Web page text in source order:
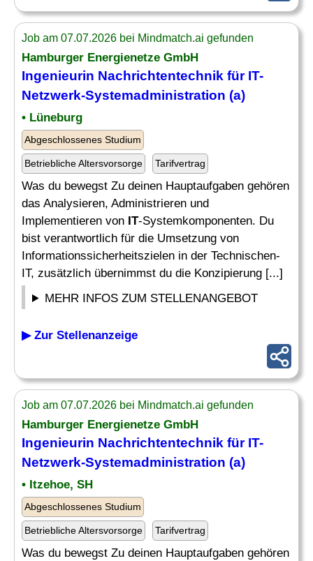
Job am 07.07.2026 bei Mindmatch.ai gefunden
Hamburger Energienetze GmbH
Ingenieurin Nachrichtentechnik für IT-
Netzwerk-Systemadministration (a)
• Lüneburg
Abgeschlossenes Studium
Betriebliche Altersvorsorge Tarifvertrag
Was du bewegst Zu deinen Hauptaufgaben gehören
das Analysieren, Administrieren und
Implementieren von IT-Systemkomponenten. Du
bist verantwortlich für die Umsetzung von
Informationssicherheitszielen in der Technischen-
IT, zusätzlich übernimmst du die Konzipierung [...]
MEHR INFOS ZUM STELLENANGEBOT
▶ Zur Stellenanzeige
Job am 07.07.2026 bei Mindmatch.ai gefunden
Hamburger Energienetze GmbH
Ingenieurin Nachrichtentechnik für IT-
Netzwerk-Systemadministration (a)
• Itzehoe, SH
Abgeschlossenes Studium
Betriebliche Altersvorsorge Tarifvertrag
Was du bewegst Zu deinen Hauptaufgaben gehören